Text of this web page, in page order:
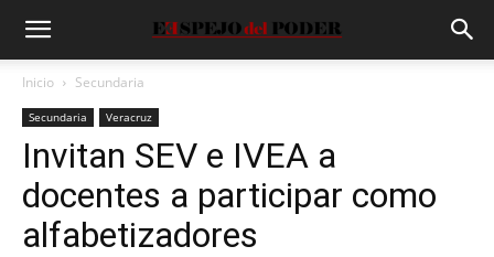
Inicio Secundaria
Secundaria Veracruz
Invitan SEV e IVEA a
docentes a participar como
alfabetizadores